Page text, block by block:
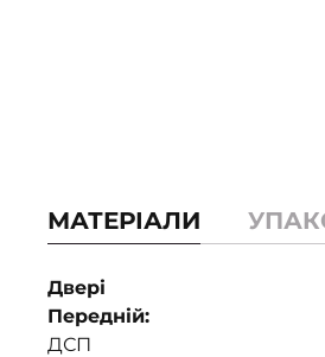
МАТЕРІАЛИ
Двері
Передній:
ДСП